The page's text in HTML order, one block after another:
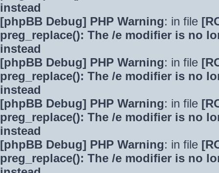
instead
[phpBB Debug] PHP Warning: in file
preg_replace(): The /e modifier is no
instead
[phpBB Debug] PHP Warning: in file
preg_replace(): The /e modifier is no
instead
[phpBB Debug] PHP Warning: in file
preg_replace(): The /e modifier is no
instead
[phpBB Debug] PHP Warning: in file
preg_replace(): The /e modifier is no